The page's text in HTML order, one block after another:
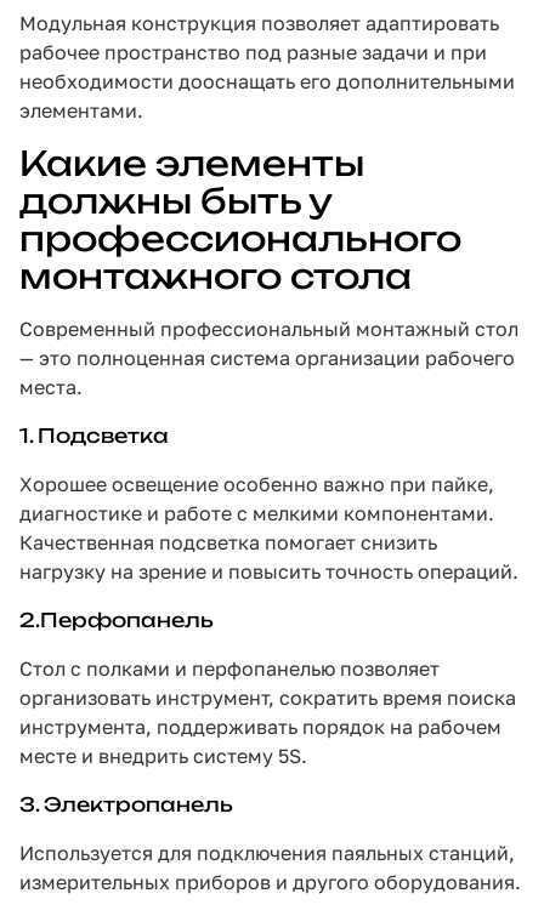
Модульная конструкция позволяет адаптировать
рабочее пространство под разные задачи и при
необходимости дооснащать его дополнительными
элементами.
Какие элементы
должны быть у
профессионального
монтажного стола
Современный профессиональный монтажный стол
— это полноценная система организации рабочего
места.
1. Подсветка
Хорошее освещение особенно важно при пайке,
диагностике и работе с мелкими компонентами.
Качественная подсветка помогает снизить
нагрузку на зрение и повысить точность операций.
2.Перфопанель
Стол с полками и перфопанелью позволяет
организовать инструмент, сократить время поиска
инструмента, поддерживать порядок на рабочем
месте и внедрить систему 5S.
3. Электропанель
Используется для подключения паяльных станций,
измерительных приборов и другого оборудования.